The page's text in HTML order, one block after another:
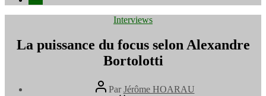
Catégories
Interviews
La puissance du focus selon Alexandre
Bortolotti
AuteurPar Jérôme HOARAU